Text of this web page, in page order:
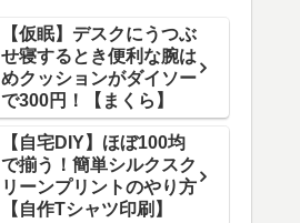
【仮眠】デスクにうつぶ
せ寝するとき便利な腕は
めクッションがダイソー
で300円！【まくら】
【自宅DIY】ほぼ100均
で揃う！簡単シルクスク
リーンプリントのやり方
【自作Tシャツ印刷】